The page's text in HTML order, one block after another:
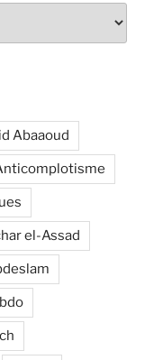
Abaaoud
el-Assad